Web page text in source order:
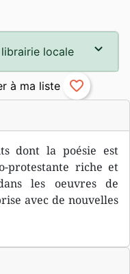
dont la poésie est
protestante riche et
les oeuvres de
avec de nouvelles
locale
favorite_border